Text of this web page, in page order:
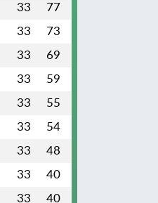
33 77
33 73
33 69
33 59
33 55
33 54
33 48
33 40
33 40